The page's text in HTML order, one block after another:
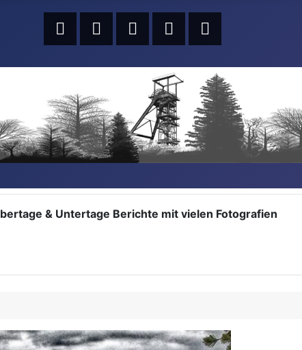
& Untertage Berichte mit vielen Fotografien